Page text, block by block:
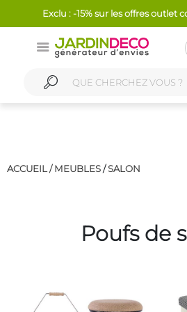
Exclu : -15% sur les offres outlet
ACCUEIL / MEUBLES/SALON
Poufs de